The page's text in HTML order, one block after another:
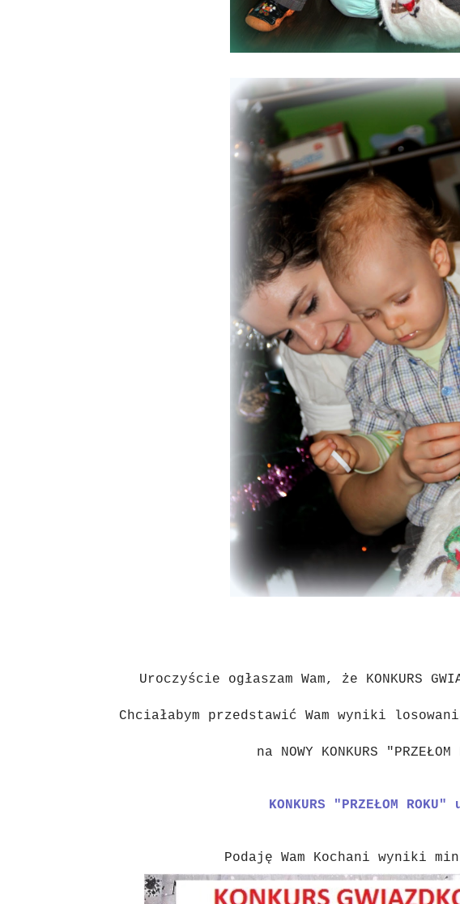
Uroczyście ogłaszam Wam, że KONKURS
Chciałabym przedstawić Wam wyniki
na NOWY KONKURS
KONKURS "PRZEŁOM
Podaję Wam Kochani wyniki